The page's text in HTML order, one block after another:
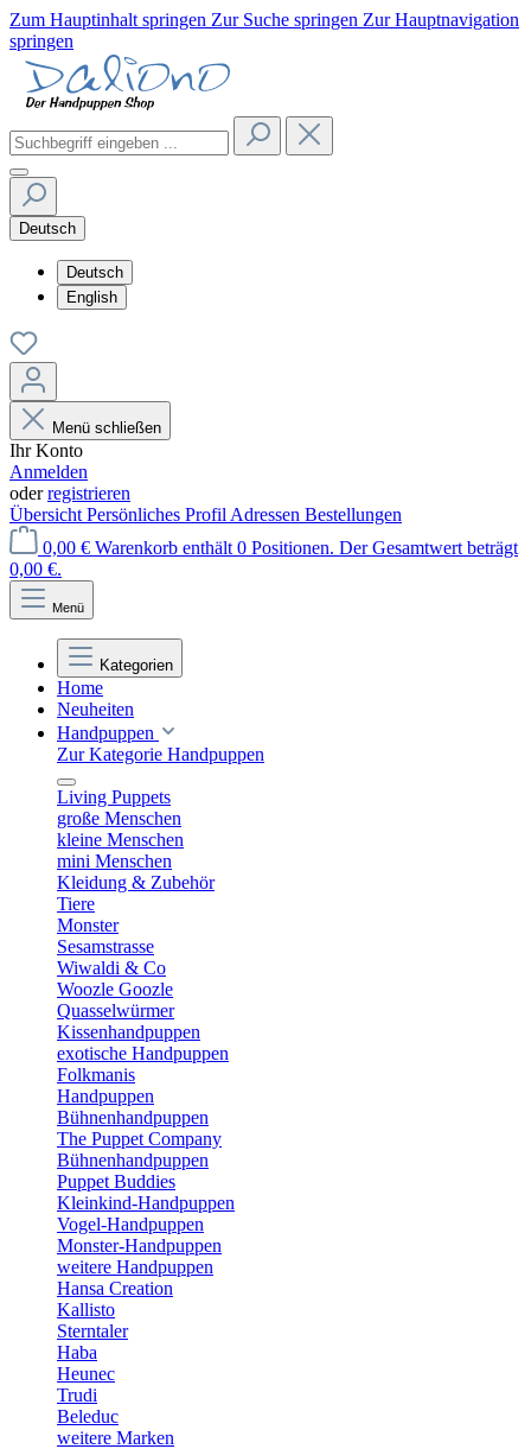
Zum Hauptinhalt springen Zur Suche springen Zur Hauptnavigation
springen
Deutsch
Deutsch
English
Menü schließen
Ihr Konto
Anmelden
oderregistrieren
Übersicht Persönliches Profil Adressen Bestellungen
0,00 € Warenkorb enthält 0 Positionen. Der Gesamtwert beträgt
0,00 €.
Menü
Kategorien
Home
Neuheiten
Handpuppen
Zur Kategorie Handpuppen
Living Puppets
große Menschen
kleine Menschen
mini Menschen
Kleidung & Zubehör
Tiere
Monster
Sesamstrasse
Wiwaldi & Co
Woozle Goozle
Quasselwürmer
Kissenhandpuppen
exotische Handpuppen
Folkmanis
Handpuppen
Bühnenhandpuppen
The Puppet Company
Bühnenhandpuppen
Puppet Buddies
Kleinkind-Handpuppen
Vogel-Handpuppen
Monster-Handpuppen
weitere Handpuppen
Hansa Creation
Kallisto
Sterntaler
Haba
Heunec
Trudi
Beleduc
weitere Marken